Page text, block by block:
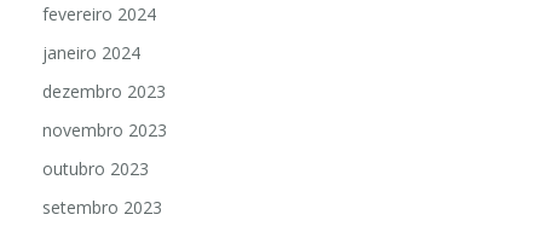
fevereiro 2024
janeiro 2024
dezembro 2023
novembro 2023
outubro 2023
setembro 2023